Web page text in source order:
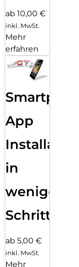
ab 10,00 €
inkl. MwSt.
Mehr
erfahren
App
Installation
in
wenigen
Schritten
ab 5,00 €
inkl. MwSt.
Mehr